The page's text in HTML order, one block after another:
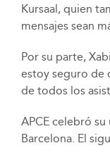
Kursaal, quien
mensajes sean
Por su parte,
estoy seguro de
de todos los
APCE celebró
Barcelona. El